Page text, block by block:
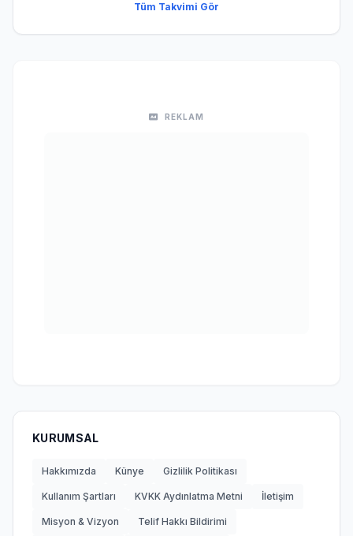
Tüm Takvimi Gör
REKLAM
KURUMSAL
Hakkımızda Künye Gizlilik Politikası
Kullanım Şartları KVKK Aydınlatma Metni İletişim
Misyon & Vizyon Telif Hakkı Bildirimi